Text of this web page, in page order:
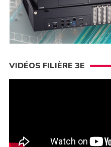
VIDÉOS FILIÈRE 3E